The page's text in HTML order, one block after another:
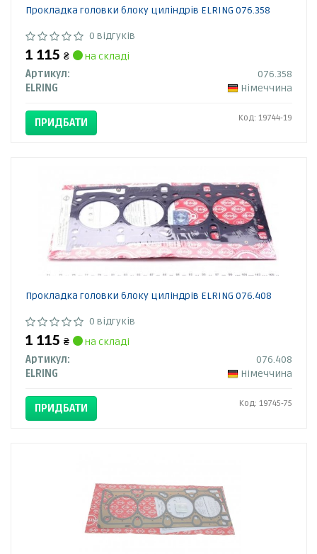
Прокладка головки блоку циліндрів ELRING 076.358
0 відгуків
1 115 ₴
на складі
Артикул:
076.358
ELRING
Німеччина
ПРИДБАТИ Код: 19744-19
Прокладка головки блоку циліндрів ELRING 076.408
0 відгуків
1 115 ₴
на складі
Артикул:
076.408
ELRING
Німеччина
ПРИДБАТИ Код: 19745-75